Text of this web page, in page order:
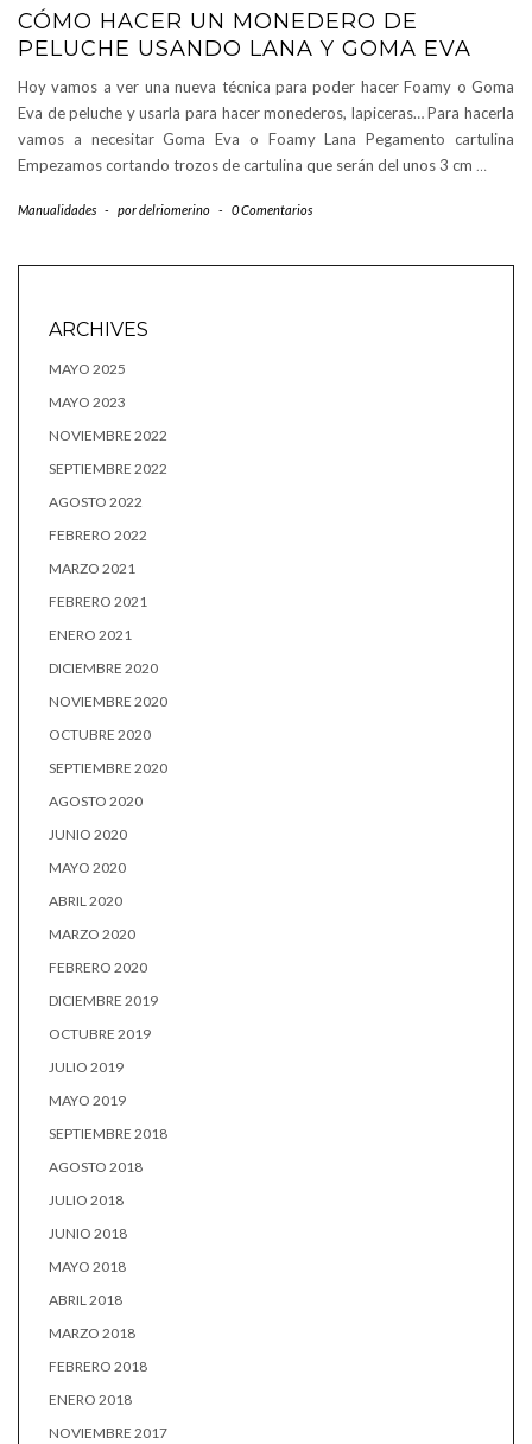
CÓMO HACER UN MONEDERO DE
PELUCHE USANDO LANA Y GOMA EVA
Hoy vamos a ver una nueva técnica para poder hacer Foamy o Goma
Eva de peluche y usarla para hacer monederos, lapiceras… Para hacerla
vamos a necesitar Goma Eva o Foamy Lana Pegamento cartulina
Empezamos cortando trozos de cartulina que serán del unos 3 cm …
Manualidades - pordelriomerino - 0 Comentarios
ARCHIVES
MAYO 2025
MAYO 2023
NOVIEMBRE 2022
SEPTIEMBRE 2022
AGOSTO 2022
FEBRERO 2022
MARZO 2021
FEBRERO 2021
ENERO 2021
DICIEMBRE 2020
NOVIEMBRE 2020
OCTUBRE 2020
SEPTIEMBRE 2020
AGOSTO 2020
JUNIO 2020
MAYO 2020
ABRIL 2020
MARZO 2020
FEBRERO 2020
DICIEMBRE 2019
OCTUBRE 2019
JULIO 2019
MAYO 2019
SEPTIEMBRE 2018
AGOSTO 2018
JULIO 2018
JUNIO 2018
MAYO 2018
ABRIL 2018
MARZO 2018
FEBRERO 2018
ENERO 2018
NOVIEMBRE 2017